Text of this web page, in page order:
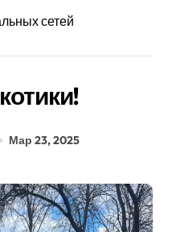
сетей
Мар 23, 2025